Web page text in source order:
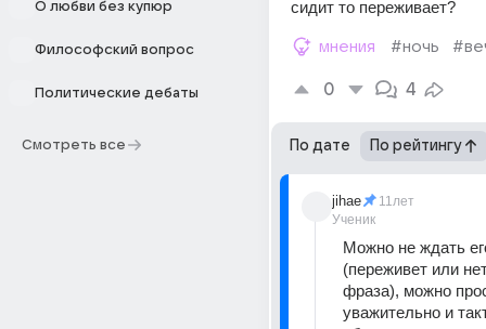
О любви без купюр
Философский вопрос
Политические дебаты
Смотреть все
сидит то переживает?
мнения #ночь
0 4
По дате По рейтингу
jihae
Ученик
11лет
Можно не ждать
(переживет или
фраза), можно
уважительно и